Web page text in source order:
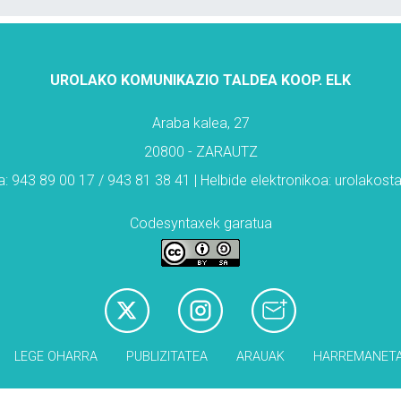
UROLAKO KOMUNIKAZIO TALDEA KOOP. ELK
Araba kalea, 27
20800 - ZARAUTZ
943 89 00 17 / 943 81 38 41 | Helbide elektronikoa:
Codesyntaxek garatua
LEGE OHARRA PUBLIZITATEA ARAUAK